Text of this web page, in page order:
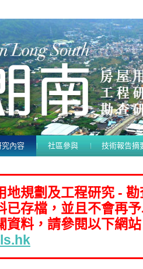
究內容 社區參與 技術報告摘
地規劃及工程研究 -
已存檔，並且不會再
資料，請參閱以下網